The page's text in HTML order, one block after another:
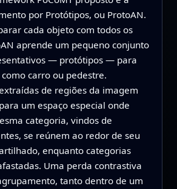
por Protótipos, ou ProtoAN.
cada objeto com todos os
aprende um pequeno conjunto
— protótipos — para
carro ou pedestre.
de regiões da imagem
um espaço especial onde
categoria, vindos de
se reúnem ao redor de seu
enquanto categorias
Uma perda contrastiva
tanto dentro de um